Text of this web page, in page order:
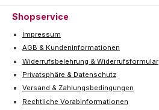
Shopservice
Impressum
AGB & Kundeninformationen
Widerrufsbelehrung & Widerrufsformular
Privatsphäre & Datenschutz
Versand & Zahlungsbedingungen
Rechtliche Vorabinformationen